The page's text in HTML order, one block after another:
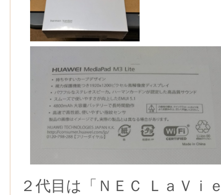
２代目は「ＮＥＣ ＬａＶｉ